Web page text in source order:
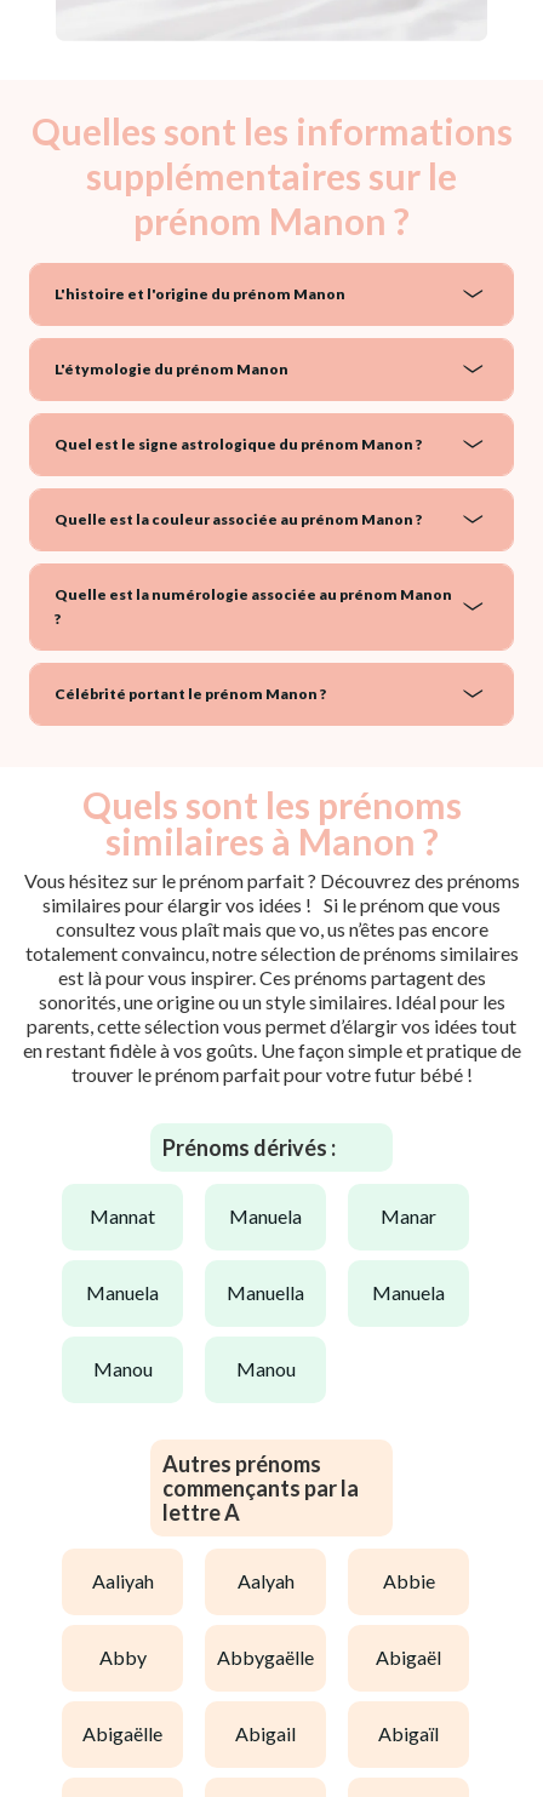
Quelles sont les informations
supplémentaires sur le
prénom Manon ?
L'histoire et l'origine du prénom Manon
L'étymologie du prénom Manon
Quel est le signe astrologique du prénom Manon ?
Quelle est la couleur associée au prénom Manon ?
Quelle est la numérologie associée au prénom Manon
?
Célébrité portant le prénom Manon ?
Quels sont les prénoms
similaires à Manon ?
Vous hésitez sur le prénom parfait ? Découvrez des prénoms
similaires pour élargir vos idées ! Si le prénom que vous
consultez vous plaît mais que vo, us n’êtes pas encore
totalement convaincu, notre sélection de prénoms similaires
est là pour vous inspirer. Ces prénoms partagent des
sonorités, une origine ou un style similaires. Idéal pour les
parents, cette sélection vous permet d’élargir vos idées tout
en restant fidèle à vos goûts. Une façon simple et pratique de
trouver le prénom parfait pour votre futur bébé !
Prénoms dérivés :
mannat manuela manar
manuela manuella manuela
manou manou
Autres prénoms
commençants par la
lettre A
aaliyah aalyah abbie
abby abbygaëlle abigaël
abigaëlle abigail abigaïl